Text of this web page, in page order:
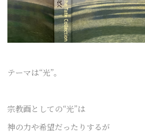
テーマは“光”。
宗教画としての“光”は
神の力や希望だったりするが